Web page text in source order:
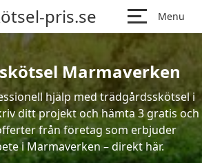
pris.se Menu
Marmaverken
hjälp med trädgårdsskötsel i
ditt projekt och hämta 3 gratis och
från företag som erbjuder
i Marmaverken – direkt här.